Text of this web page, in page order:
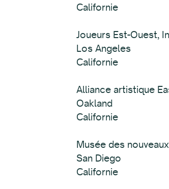
Californie
Joueurs Est-Ouest,
Los Angeles
Californie
Alliance artistique
Oakland
Californie
Musée des
San Diego
Californie